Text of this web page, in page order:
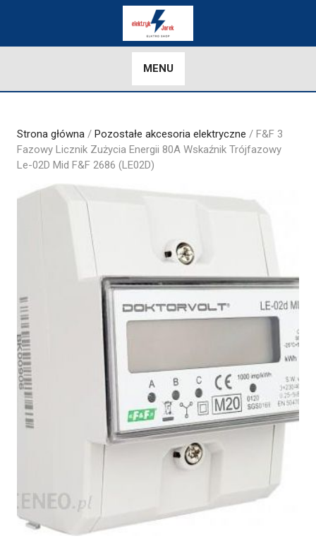
MENU
Strona główna / Pozostałe akcesoria elektryczne / F&F 3
Fazowy Licznik Zużycia Energii 80A Wskaźnik Trójfazowy
Le-02D Mid F&F 2686 (LE02D)